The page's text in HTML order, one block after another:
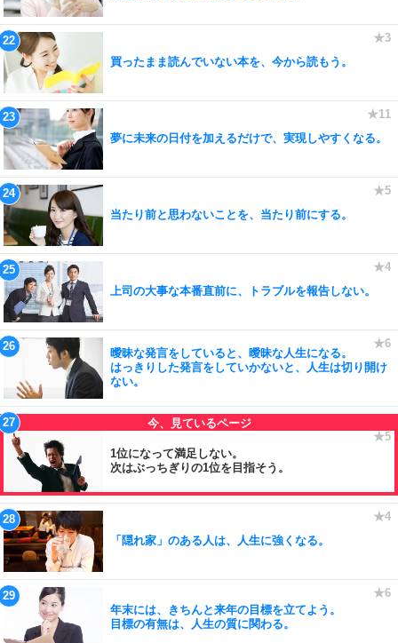
買ったまま読んでいない本を、今から読もう。
夢に未来の日付を加えるだけで、実現しやすくなる。
当たり前と思わないことを、当たり前にする。
上司の大事な本番直前に、トラブルを報告しない。
曖昧な発言をしていると、曖昧な人生になる。
はっきりした発言をしていかないと、人生は切り開け
ない。
1位になって満足しない。
次はぶっちぎりの1位を目指そう。
「隠れ家」のある人は、人生に強くなる。
年末には、きちんと来年の目標を立てよう。
目標の有無は、人生の質に関わる。